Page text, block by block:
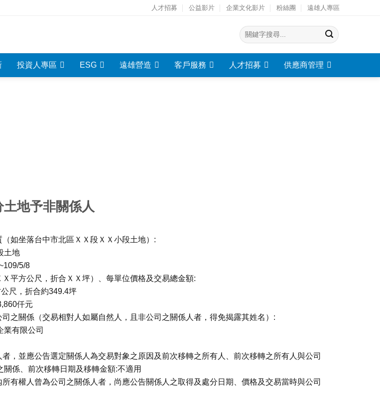
人才招募 公益影片 企業文化影片 粉絲團 遠雄人專區
投資人專區 ESG 遠雄營造 客戶服務 人才招募 供應商管理
地予非關係人
如坐落台中市北區ＸＸ段ＸＸ小段土地）:
土地
5/8
平方公尺，折合ＸＸ坪）、每單位價格及交易總金額:
尺，折合約349.4坪
仟元
之關係（交易相對人如屬自然人，且非公司之關係人者，得免揭露其姓名）:
業有限公司
，並應公告選定關係人為交易對象之原因及前次移轉之所有人、前次移轉之所有人與公司
關係、前次移轉日期及移轉金額:不適用
有權人曾為公司之關係人者，尚應公告關係人之取得及處分日期、價格及交易當時與公司